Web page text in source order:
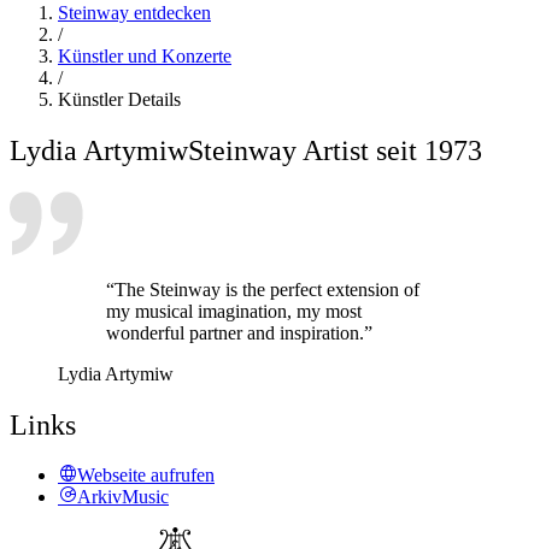
Steinway entdecken
/
Künstler und Konzerte
/
Künstler Details
Lydia ArtymiwSteinway Artist seit 1973
“The Steinway is the perfect extension of
my musical imagination, my most
wonderful partner and inspiration.”
Lydia Artymiw
Links
Webseite aufrufen
ArkivMusic